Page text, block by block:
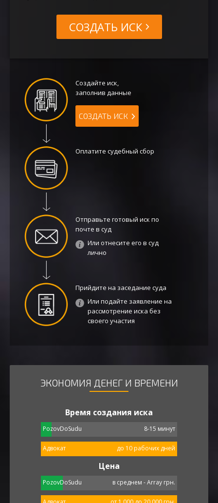
СОЗДАТЬ ИСК
Создайте иск,
заполнив данные
СОЗДАТЬ ИСК
Оплатите судебный сбор
Отправьте готовый иск по
почте в суд
Или отнесите его в суд
лично
Прийдите на заседание суда
Или подайте заявление на
рассмотрение иска без
своего участия
ЭКОНОМИЯ ДЕНЕГ И ВРЕМЕНИ
Время создания иска
PozovDoSudu 8-15 минут
Адвокат до 10 рабочих дней
Цена
PozovDoSudu в среднем - Array грн.